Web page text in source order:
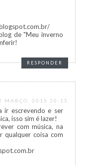
de "Meu inverno
RESPONDER
MARÇO, 2015 20:15
ir escrevendo e ser
isso sim é lazer!
com música, na
qualquer coisa com